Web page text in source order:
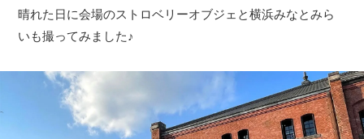
晴れた日に会場のストロベリーオブジェと横浜みなとみら
いも撮ってみました♪